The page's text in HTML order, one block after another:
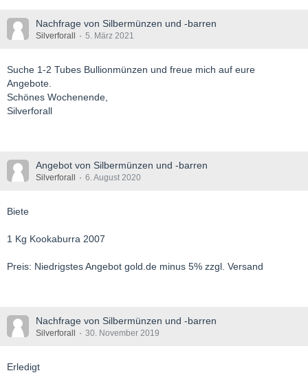
Nachfrage von Silbermünzen und -barren
Silverforall 5. März 2021
Suche 1-2 Tubes Bullionmünzen und freue mich auf eure
Angebote.
Schönes Wochenende,
Silverforall
Angebot von Silbermünzen und -barren
Silverforall 6. August 2020
Biete
1 Kg Kookaburra 2007
Preis: Niedrigstes Angebot gold.de minus 5% zzgl. Versand
Nachfrage von Silbermünzen und -barren
Silverforall 30. November 2019
Erledigt